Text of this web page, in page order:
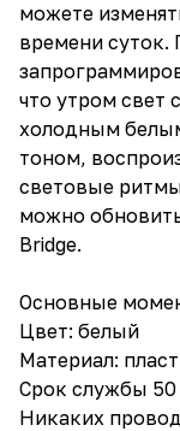
можете
времени
что утром свет
холодным
тоном,
световые
можно
Bridge.
Основные
Цвет: белый
Материал:
Срок службы
Никаких